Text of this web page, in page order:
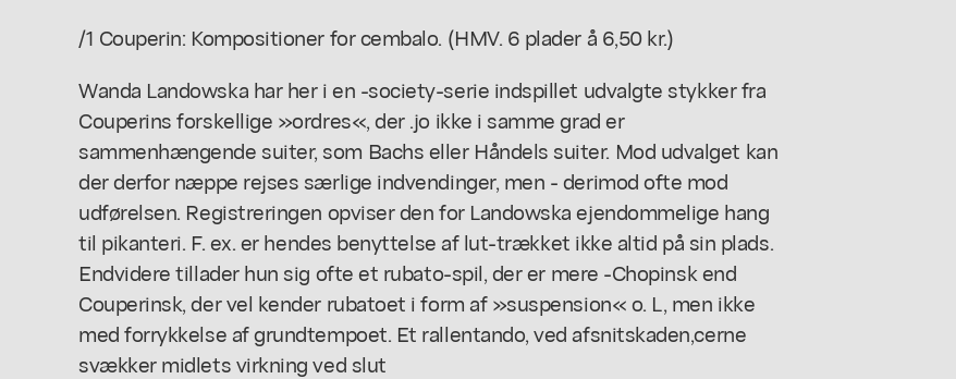
/1 Couperin: Kompositioner for cembalo. (HMV. 6 plader å 6,50 kr.)
Wanda Landowska har her i en -society-serie indspillet udvalgte stykker fra
Couperins forskellige »ordres«, der .jo ikke i samme grad er
sammenhængende suiter, som Bachs eller Håndels suiter. Mod udvalget kan
der derfor næppe rejses særlige indvendinger, men - derimod ofte mod
udførelsen. Registreringen opviser den for Landowska ejendommelige hang
til pikanteri. F. ex. er hendes benyttelse af lut-trækket ikke altid på sin plads.
Endvidere tillader hun sig ofte et rubato-spil, der er mere -Chopinsk end
Couperinsk, der vel kender rubatoet i form af »suspension« o. L, men ikke
med forrykkelse af grundtempoet. Et rallentando, ved afsnitskaden,cerne
svækker midlets virkning ved slut